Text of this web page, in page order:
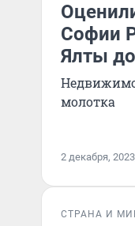
Софии
Ялты
молотка
2 декабря,
СТРАНА И